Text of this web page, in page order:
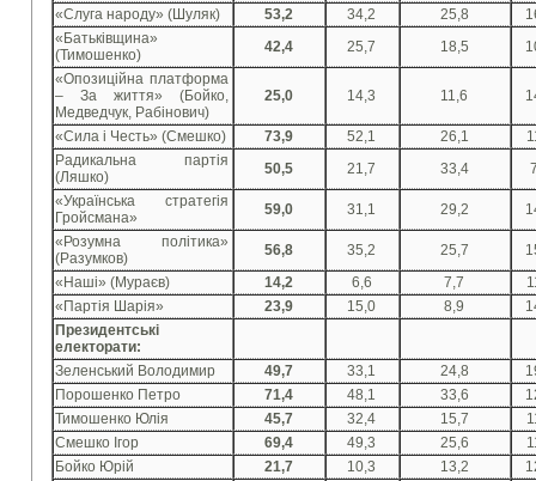
«Слуга народу» (Шуляк) 53,2 34,2 25,8
«Батьківщина»
(Тимошенко)
42,4 25,7 18,5
«Опозиційна платформа
– За життя» (Бойко,
Медведчук, Рабінович)
25,0 14,3 11,6
«Сила і Честь» (Смешко) 73,9 52,1 26,1
Радикальна партія
(Ляшко)
50,5 21,7 33,4
«Українська стратегія
Гройсмана»
59,0 31,1 29,2
«Розумна політика»
(Разумков)
56,8 35,2 25,7
«Наші» (Мураєв)
14,2 6,6 7,7
«Партія Шарія»
23,9 15,0 8,9
Президентські
електорати:
Зеленський Володимир
49,7 33,1 24,8
Порошенко Петро
71,4 48,1 33,6
Тимошенко Юлія
45,7 32,4 15,7
Смешко Ігор
69,4 49,3 25,6
Бойко Юрій
21,7 10,3 13,2